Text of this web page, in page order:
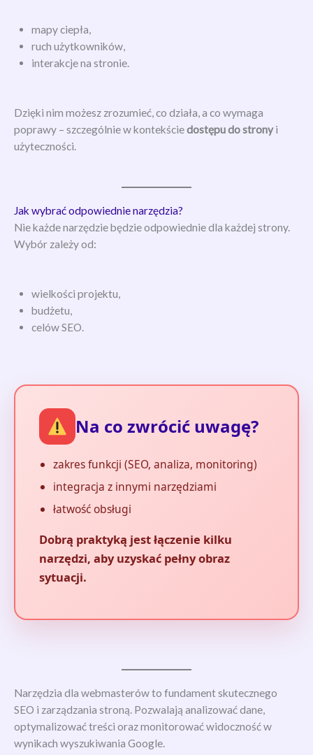
mapy ciepła,
ruch użytkowników,
interakcje na stronie.
Dzięki nim możesz zrozumieć, co działa, a co wymaga
poprawy – szczególnie w kontekściedostępu do stronyi
użyteczności.
Jak wybrać odpowiednie narzędzia?
Nie każde narzędzie będzie odpowiednie dla każdej strony.
Wybór zależy od:
wielkości projektu,
budżetu,
celów SEO.
Na co zwrócić uwagę?
zakres funkcji (SEO, analiza, monitoring)
integracja z innymi narzędziami
łatwość obsługi
Dobrą praktyką jest łączenie kilku
narzędzi, aby uzyskać pełny obraz
sytuacji.
Narzędzia dla webmasterów to fundament skutecznego
SEO i zarządzania stroną. Pozwalają analizować dane,
optymalizować treści oraz monitorować widoczność w
wynikach wyszukiwania Google.